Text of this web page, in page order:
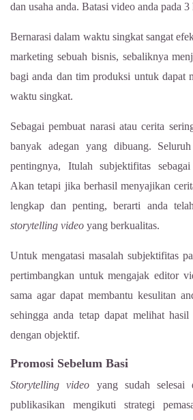
dan usaha anda. Batasi video anda pada
Bernarasi dalam waktu singkat sangat
marketing sebuah bisnis, sebaliknya
bagi anda dan tim produksi untuk dapat
waktu singkat.
Sebagai pembuat narasi atau cerita
banyak adegan yang dibuang.
pentingnya, Itulah subjektifitas
Akan tetapi jika berhasil menyajikan
lengkap dan penting, berarti anda
storytelling video yang berkualitas.
Untuk mengatasi masalah subjektifitas
pertimbangkan untuk mengajak editor
sama agar dapat membantu kesulitan
sehingga anda tetap dapat melihat
dengan objektif.
Promosi Sebelum Basi
Storytelling video yang sudah selesai
publikasikan mengikuti strategi